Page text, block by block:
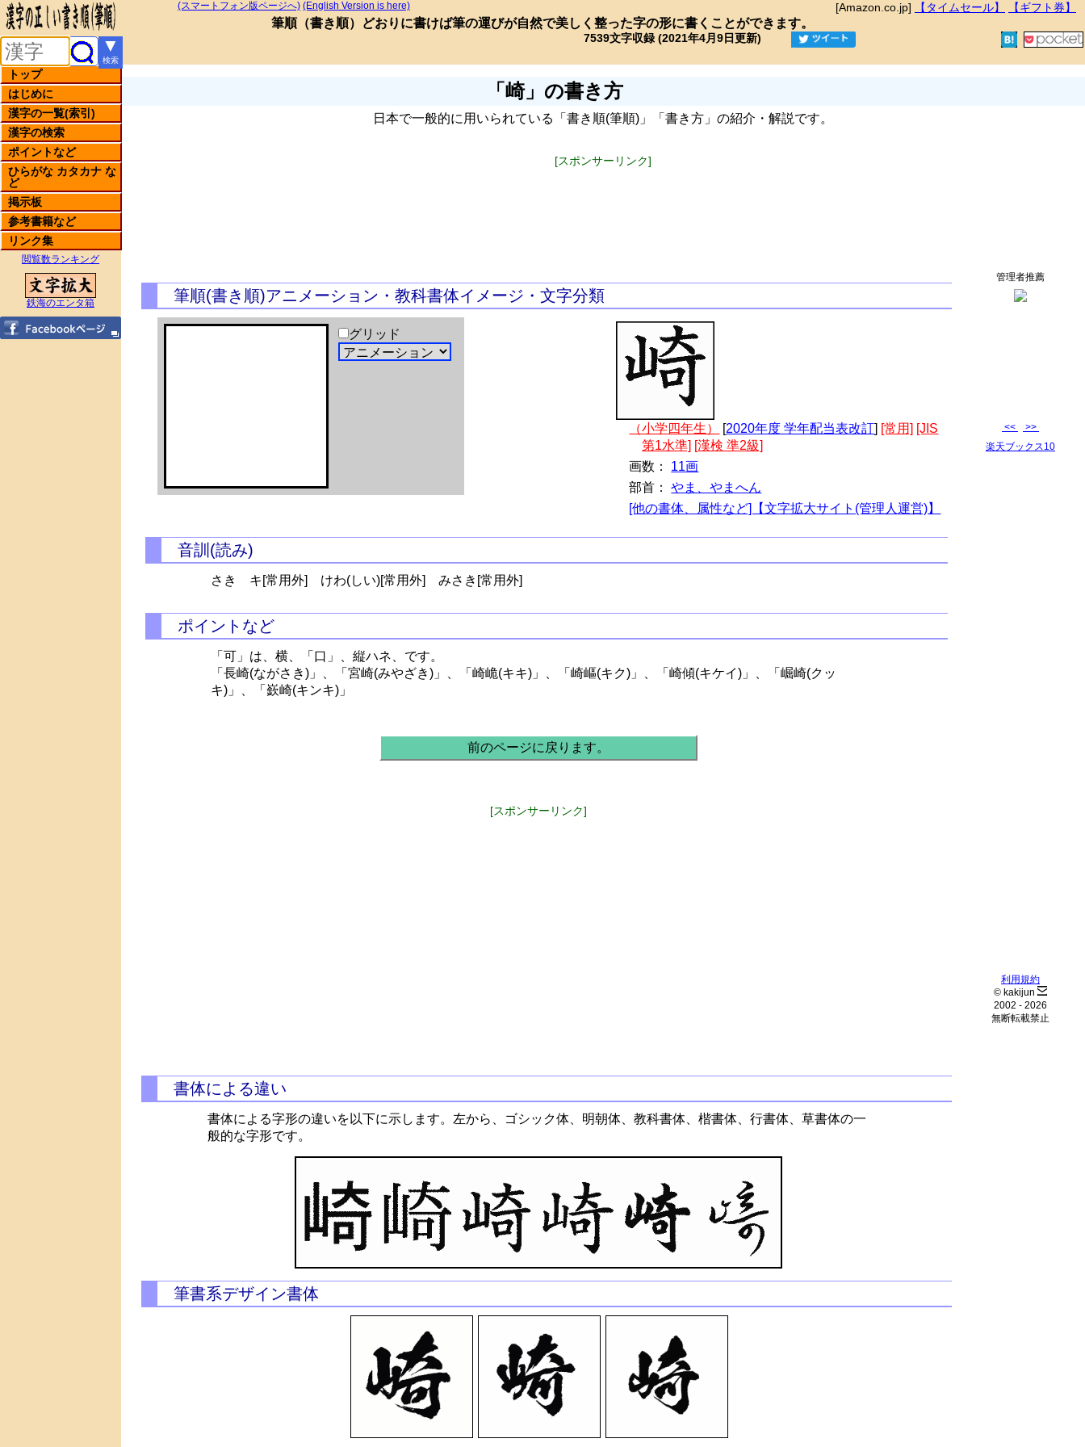
[Amazon.co.jp] 【タイムセール】 【ギフト券】
(スマートフォン版ページへ) (English Version is here)
筆順（書き順）どおりに書けば筆の運びが自然で美しく整った字の形に書くことができます。
7539文字収録 (2021年4月9日更新)
▼
検索
トップ
はじめに
漢字の一覧(索引)
漢字の検索
ポイントなど
ひらがな カタカナ な
ど
掲示板
参考書籍など
リンク集
閲覧数ランキング
鉄海のエンタ箱
「崎」の書き方
日本で一般的に用いられている「書き順(筆順)」「書き方」の紹介・解説です。
[スポンサーリンク]
筆順(書き順)アニメーション・教科書体イメージ・文字分類
グリッド
（小学四年生） [2020年度 学年配当表改訂] [常用] [JIS
第1水準] [漢検 準2級]
画数： 11画
部首：やま、やまへん
[他の書体、属性など]【文字拡大サイト(管理人運営)】
音訓(読み)
さき キ[常用外] けわ(しい)[常用外] みさき[常用外]
ポイントなど
「可」は、横、「口」、縦ハネ、です。
「長崎(ながさき)」、「宮崎(みやざき)」、「崎峗(キキ)」、「崎嶇(キク)」、「崎傾(キケイ)」、「崛崎(クッ
キ)」、「嶔崎(キンキ)」
前のページに戻ります。
[スポンサーリンク]
書体による違い
書体による字形の違いを以下に示します。左から、ゴシック体、明朝体、教科書体、楷書体、行書体、草書体の一
般的な字形です。
筆書系デザイン書体
管理者推薦
<<
>>
楽天ブックス10
利用規約
© kakijun
2002 - 2026
無断転載禁止